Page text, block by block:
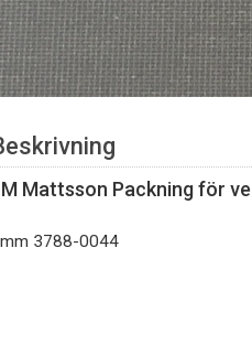
Mattsson Packning för
3788-0044